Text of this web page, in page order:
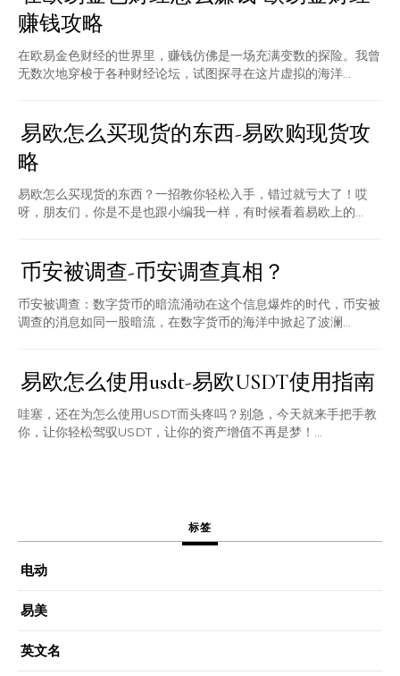
赚钱攻略
在欧易金色财经的世界里，赚钱仿佛是一场充满变数的探险。我曾
无数次地穿梭于各种财经论坛，试图探寻在这片虚拟的海洋...
易欧怎么买现货的东西-易欧购现货攻
略
易欧怎么买现货的东西？一招教你轻松入手，错过就亏大了！哎
呀，朋友们，你是不是也跟小编我一样，有时候看着易欧上的...
币安被调查-币安调查真相？
币安被调查：数字货币的暗流涌动在这个信息爆炸的时代，币安被
调查的消息如同一股暗流，在数字货币的海洋中掀起了波澜...
易欧怎么使用usdt-易欧USDT使用指南
哇塞，还在为怎么使用USDT而头疼吗？别急，今天就来手把手教
你，让你轻松驾驭USDT，让你的资产增值不再是梦！...
标签
电动
易美
英文名